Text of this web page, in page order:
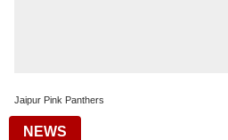
Jaipur Pink Panthers
NEWS